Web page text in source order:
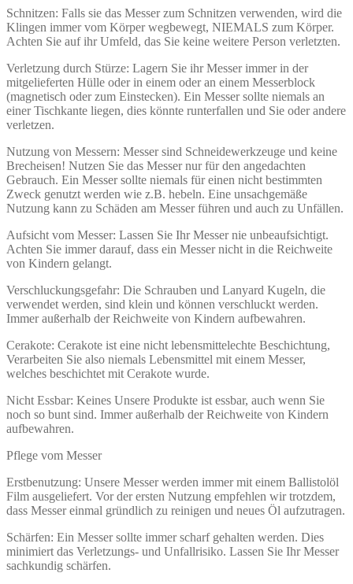
Schnitzen: Falls sie das Messer zum Schnitzen verwenden, wird die
Klingen immer vom Körper wegbewegt, NIEMALS zum Körper.
Achten Sie auf ihr Umfeld, das Sie keine weitere Person verletzten.
Verletzung durch Stürze: Lagern Sie ihr Messer immer in der
mitgelieferten Hülle oder in einem oder an einem Messerblock
(magnetisch oder zum Einstecken). Ein Messer sollte niemals an
einer Tischkante liegen, dies könnte runterfallen und Sie oder andere
verletzen.
Nutzung von Messern: Messer sind Schneidewerkzeuge und keine
Brecheisen! Nutzen Sie das Messer nur für den angedachten
Gebrauch. Ein Messer sollte niemals für einen nicht bestimmten
Zweck genutzt werden wie z.B. hebeln. Eine unsachgemäße
Nutzung kann zu Schäden am Messer führen und auch zu Unfällen.
Aufsicht vom Messer: Lassen Sie Ihr Messer nie unbeaufsichtigt.
Achten Sie immer darauf, dass ein Messer nicht in die Reichweite
von Kindern gelangt.
Verschluckungsgefahr: Die Schrauben und Lanyard Kugeln, die
verwendet werden, sind klein und können verschluckt werden.
Immer außerhalb der Reichweite von Kindern aufbewahren.
Cerakote: Cerakote ist eine nicht lebensmittelechte Beschichtung,
Verarbeiten Sie also niemals Lebensmittel mit einem Messer,
welches beschichtet mit Cerakote wurde.
Nicht Essbar: Keines Unsere Produkte ist essbar, auch wenn Sie
noch so bunt sind. Immer außerhalb der Reichweite von Kindern
aufbewahren.
Pflege vom Messer
Erstbenutzung: Unsere Messer werden immer mit einem Ballistolöl
Film ausgeliefert. Vor der ersten Nutzung empfehlen wir trotzdem,
dass Messer einmal gründlich zu reinigen und neues Öl aufzutragen.
Schärfen: Ein Messer sollte immer scharf gehalten werden. Dies
minimiert das Verletzungs- und Unfallrisiko. Lassen Sie Ihr Messer
sachkundig schärfen.